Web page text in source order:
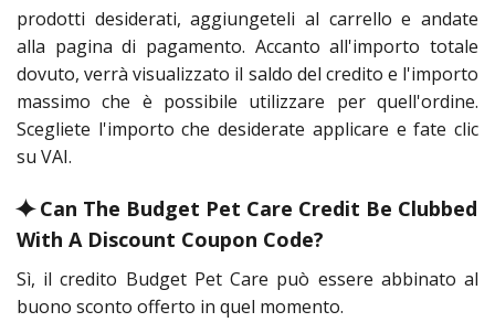
prodotti desiderati, aggiungeteli al carrello e andate
alla pagina di pagamento. Accanto all'importo totale
dovuto, verrà visualizzato il saldo del credito e l'importo
massimo che è possibile utilizzare per quell'ordine.
Scegliete l'importo che desiderate applicare e fate clic
su VAI.
⯌ Can The Budget Pet Care Credit Be Clubbed
With A Discount Coupon Code?
Sì, il credito Budget Pet Care può essere abbinato al
buono sconto offerto in quel momento.